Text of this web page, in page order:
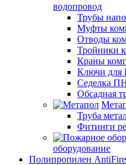
водопровод
Трубы
Муфты
Отводы
Тройники
Краны
Ключи для
Седелка
Обсадная
Труба
Фитинги
оборудование
Полипропилен AntiFire